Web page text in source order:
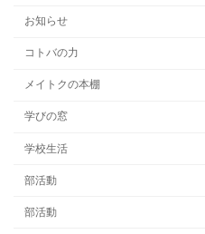
お知らせ
コトバの力
メイトクの本棚
学びの窓
学校生活
部活動
部活動